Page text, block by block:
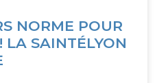
NORME POUR
LA SAINTÉLYON